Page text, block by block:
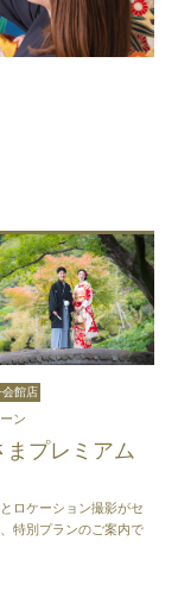
館店
ン
まプレミアム
ロケーション撮影がセ
特別プランのご案内で